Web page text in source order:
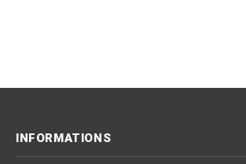
INFORMATIONS